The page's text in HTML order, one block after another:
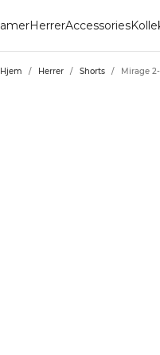
HerrerAccessories
Hjem / Herrer / Shorts / Mirage